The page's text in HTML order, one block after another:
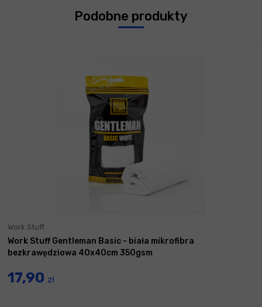
Podobne produkty
Work Stuff
Work Stuff Gentleman Basic - biała mikrofibra
bezkrawędziowa 40x40cm 350gsm
17,90 zł